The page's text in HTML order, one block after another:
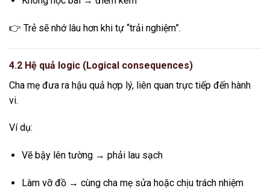
👉 Trẻ sẽ nhớ lâu hơn khi tự “trải nghiệm”.
4.2 Hệ quả logic (Logical consequences)
Cha mẹ đưa ra hậu quả hợp lý, liên quan trực tiếp đến hành
vi.
Ví dụ:
Vẽ bậy lên tường → phải lau sạch
Làm vỡ đồ → cùng cha mẹ sửa hoặc chịu trách nhiệm